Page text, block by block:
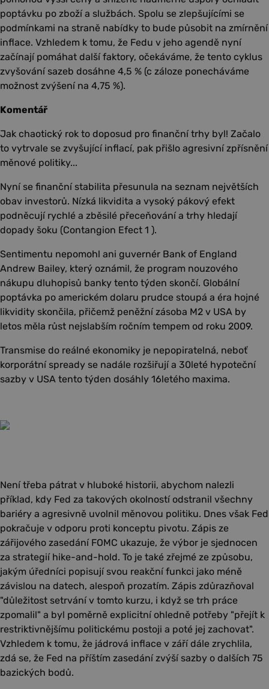
poptávku po zboží a službách. Spolu se zlepšujícími se
podmínkami na straně nabídky to bude působit na zmírnění
inflace. Vzhledem k tomu, že Fedu v jeho agendě nyní
začínají pomáhat další faktory, očekáváme, že tento cyklus
zvyšování sazeb dosáhne 4,5 % (c záloze ponecháváme
možnost zvýšení na 4,75 %).
Komentář
Jak chaotický rok to doposud pro finanční trhy byl! Začalo
to vytrvale se zvyšující inflací, pak přišlo agresivní zpřísnění
měnové politiky...
Nyní se finanční stabilita přesunula na seznam největších
obav investorů. Nízká likvidita a vysoký pákový efekt
podněcují rychlé a zběsilé přeceňování a trhy hledají
dopady šoku (Contangion Efect 1 ).
Sentimentu nepomohl ani guvernér Bank of England
Andrew Bailey, který oznámil, že program nouzového
nákupu dluhopisů banky tento týden skončí. Globální
poptávka po americkém dolaru prudce stoupá a éra hojné
likvidity skončila, přičemž peněžní zásoba M2 v USA by
letos měla růst nejslabším ročním tempem od roku 2009.
Transmise do reálné ekonomiky je nepopiratelná, neboť
korporátní spready se nadále rozšiřují a 30leté hypoteční
sazby v USA tento týden dosáhly 16letého maxima.
Není třeba pátrat v hluboké historii, abychom nalezli
příklad, kdy Fed za takových okolností odstranil všechny
bariéry a agresivně uvolnil měnovou politiku. Dnes však Fed
pokračuje v odporu proti konceptu pivotu. Zápis ze
zářijového zasedání FOMC ukazuje, že výbor je sjednocen
za strategií hike-and-hold. To je také zřejmé ze způsobu,
jakým úředníci popisují svou reakční funkci jako méně
závislou na datech, alespoň prozatím. Zápis zdůrazňoval
"důležitost setrvání v tomto kurzu, i když se trh práce
zpomalil" a byl poměrně explicitní ohledně potřeby "přejít k
restriktivnějšímu politickému postoji a poté jej zachovat".
Vzhledem k tomu, že jádrová inflace v září dále zrychlila,
zdá se, že Fed na příštím zasedání zvýší sazby o dalších 75
bazických bodů.